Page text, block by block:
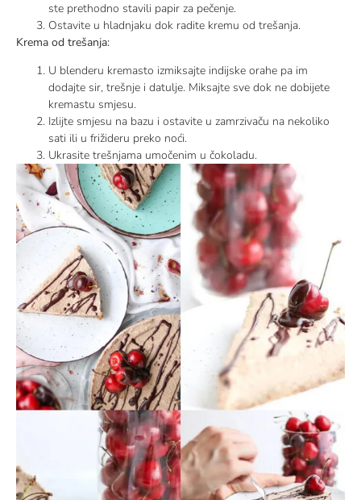
ste prethodno stavili papir za pečenje.
Ostavite u hladnjaku dok radite kremu od trešanja.
Krema od trešanja:
U blenderu kremasto izmiksajte indijske orahe pa im
dodajte sir, trešnje i datulje. Miksajte sve dok ne dobijete
kremastu smjesu.
Izlijte smjesu na bazu i ostavite u zamrzivaču na nekoliko
sati ili u frižideru preko noći.
Ukrasite trešnjama umočenim u čokoladu.